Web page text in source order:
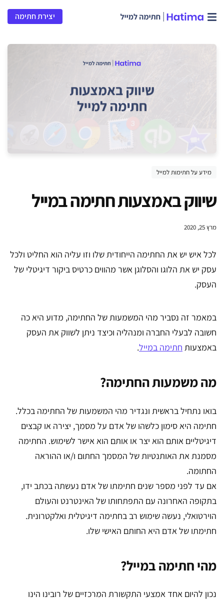
יצירת חתימה
מידע על חתימות למייל
שיווק באמצעות חתימה במייל
מרץ 25, 2020
לכל איש יש את החתימה הייחודית שלו וזו עליה הוא החליט ולכל
עסק יש את הלוגו והסלוגן אשר מהווים כרטיס ביקור דיגיטלי של
העסק.
במאמר זה נסביר מהי המשמעות של החתימה, מדוע היא כה
חשובה לבעלי החברה ומנהליה וכיצד ניתן לשווק את העסק
באמצעות חתימה במייל.
מה משמעות החתימה?
בואו נתחיל בראשית ונגדיר מהי המשמעות של החתימה בכלל.
חתימה היא סימון כלשהו של אדם על מסמך, יצירה או קבצים
דיגיטליים אותם הוא יצר או אותם הוא אישר לשימוש. החתימה
מסמנת את האותנטיות של המסמך החתום ו/או ההוראה
החתומה.
אם עד לפני מספר שנים חתימתו של אדם נעשתה בכתב ידו,
בתקופה האחרונה עם התפתחותו של האינטרנט והעולם
הוירטואלי, נעשה שימוש רב בחתימה דיגיטלית ואלקטרונית.
חתימתו של אדם היא החותם האישי שלו.
מהי חתימה במייל?
נכון להיום אחד אמצעי התקשורת המרכזיים של רובינו הינו